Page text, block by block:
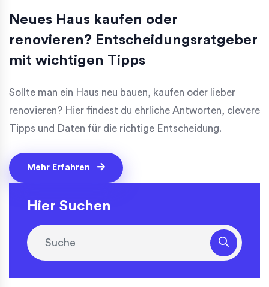
Neues Haus kaufen oder
renovieren? Entscheidungsratgeber
mit wichtigen Tipps
Sollte man ein Haus neu bauen, kaufen oder lieber
renovieren? Hier findest du ehrliche Antworten, clevere
Tipps und Daten für die richtige Entscheidung.
Mehr Erfahren
Hier Suchen